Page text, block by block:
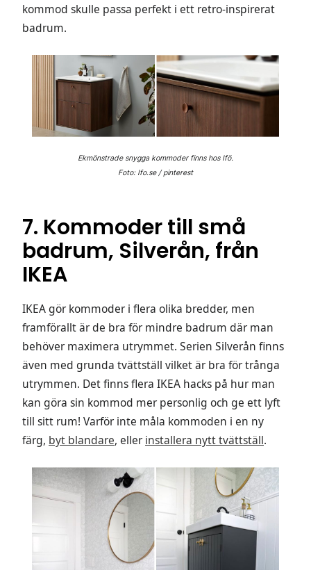
kommod skulle passa perfekt i ett retro-inspirerat
badrum.
Ekmönstrade snygga kommoder finns hos Ifö.
Foto: Ifo.se / pinterest
7. Kommoder till små
badrum, Silverån, från
IKEA
IKEA gör kommoder i flera olika bredder, men
framförallt är de bra för mindre badrum där man
behöver maximera utrymmet. Serien Silverån finns
även med grunda tvättställ vilket är bra för trånga
utrymmen. Det finns flera IKEA hacks på hur man
kan göra sin kommod mer personlig och ge ett lyft
till sitt rum! Varför inte måla kommoden i en ny
färg, byt blandare, eller installera nytt tvättställ.